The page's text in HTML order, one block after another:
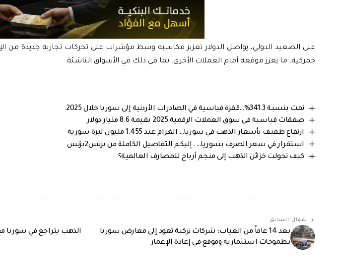
على الصعيد الدولي، يواصل الدولار تعزيز مكاسبه وسط مؤشرات على تحركات تجارية جديدة من
جمركية، ما يعزز موقعه أمام العملات الأخرى، بما في ذلك في الأسواق الناشئة.
نمت بنسبة 341.3%…قفزة قياسية في الصادرات الأردنية إلى سوريا خلال 2025
صفقات قياسية في سوق العملات الرقمية 2025 بقيمة 8.6 مليار دولار
ارتفاع طفيف بأسعار الذهب في سوريا… الغرام عند 1.455 مليون ليرة سورية
استقرار في سعر الصرف بسوريا…. إليكم التفاصيل الكاملة من بزنس2بزنس
كيف تحولت خزائن الذهب إلى منجم أرباح للمصارف العالمية؟
المقال السابق
بعد 14 عاماً من الغياب: شركات تركية تعود إلى معارض سوريا
بطموحات استثمارية وموقع في إعادة الإعمار
الذهب يتراجع في سوريا